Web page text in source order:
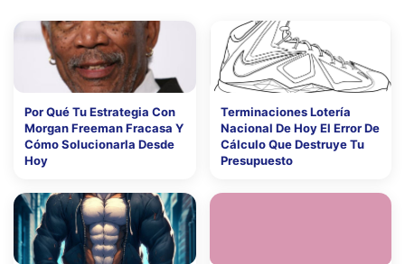
Por Qué Tu Estrategia Con
Morgan Freeman Fracasa Y
Cómo Solucionarla Desde
Hoy
Terminaciones Lotería
Nacional De Hoy El Error De
Cálculo Que Destruye Tu
Presupuesto